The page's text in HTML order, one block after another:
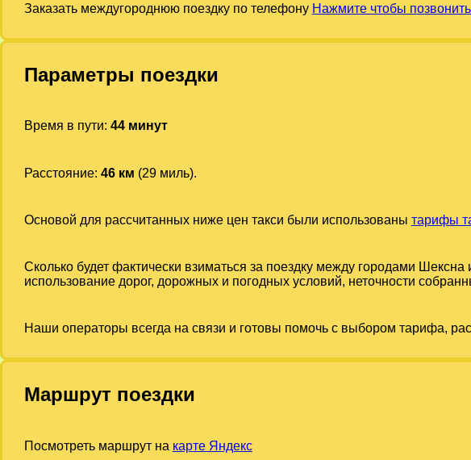
Заказать междугороднюю поездку по телефону Нажмите чтобы
Параметры поездки
Время в пути: 44 минут
Расстояние: 46 км (29 миль).
Основой для рассчитанных ниже цен такси были использованы тарифы
Сколько будет фактически взиматься за поездку между городами Шексна
использование дорог, дорожных и погодных условий, неточности
Наши операторы всегда на связи и готовы помочь с выбором тарифа,
Маршрут поездки
Посмотреть маршрут на карте Яндекс